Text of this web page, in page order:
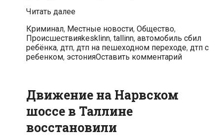
Читать далееВ
автомобиль
сбил
ребёнка
на
Рубрики
Криминал, Местные новости, Общество,
ПроисшествияМетки
kesklinn, tallinn, автомобиль сбил
ребёнка, дтп, дтп на пешеходном переходе, дтп с
ребенком, эстонияОставить комментарий
Движение на Нарвском
шоссе в Таллине
восстановили